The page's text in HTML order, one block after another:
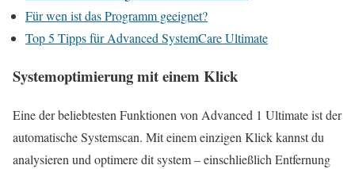
Für wen ist das Programm geeignet?
Top 5 Tipps für Advanced SystemCare Ultimate
Systemoptimierung mit einem Klick
Eine der beliebtesten Funktionen von Advanced 1 Ultimate ist der
automatische Systemscan. Mit einem einzigen Klick kannst du
analysieren und optimere dit system – einschließlich Entfernung